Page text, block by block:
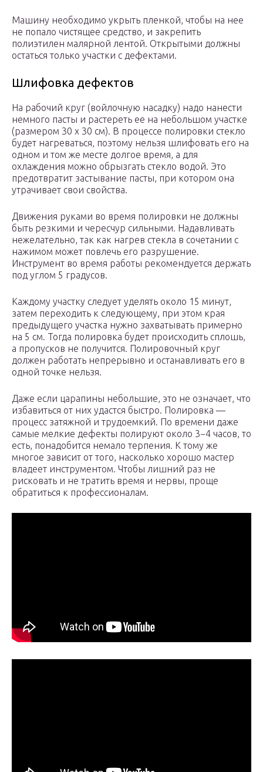
Машину необходимо укрыть пленкой, чтобы на нее
не попало чистящее средство, и закрепить
полиэтилен малярной лентой. Открытыми должны
остаться только участки с дефектами.
Шлифовка дефектов
На рабочий круг (войлочную насадку) надо нанести
немного пасты и растереть ее на небольшом участке
(размером 30 х 30 см). В процессе полировки стекло
будет нагреваться, поэтому нельзя шлифовать его на
одном и том же месте долгое время, а для
охлаждения можно обрызгать стекло водой. Это
предотвратит застывание пасты, при котором она
утрачивает свои свойства.
Движения руками во время полировки не должны
быть резкими и чересчур сильными. Надавливать
нежелательно, так как нагрев стекла в сочетании с
нажимом может повлечь его разрушение.
Инструмент во время работы рекомендуется держать
под углом 5 градусов.
Каждому участку следует уделять около 15 минут,
затем переходить к следующему, при этом края
предыдущего участка нужно захватывать примерно
на 5 см. Тогда полировка будет происходить сплошь,
а пропусков не получится. Полировочный круг
должен работать непрерывно и останавливать его в
одной точке нельзя.
Даже если царапины небольшие, это не означает, что
избавиться от них удастся быстро. Полировка —
процесс затяжной и трудоемкий. По времени даже
самые мелкие дефекты полируют около 3−4 часов, то
есть, понадобится немало терпения. К тому же
многое зависит от того, насколько хорошо мастер
владеет инструментом. Чтобы лишний раз не
рисковать и не тратить время и нервы, проще
обратиться к профессионалам.